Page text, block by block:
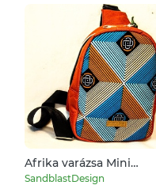
Afrika varázsa Mini
hátizsák terrakotta
SandblastDesign